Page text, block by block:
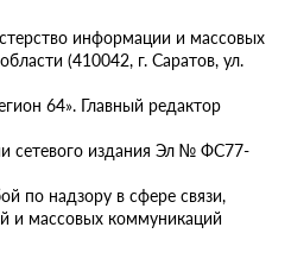
информации и массовых
(410042, г. Саратов, ул.
64». Главный редактор
сетевого издания Эл № ФС77-
по надзору в сфере связи,
и массовых коммуникаций